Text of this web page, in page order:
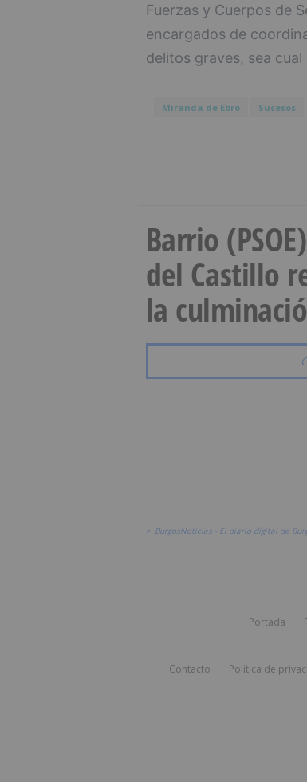
Fuerzas y Cuerpos de
encargados de
delitos graves, sea
Miranda de Ebro Sucesos
Barrio
del Castillo
la
> BurgosNoticias - El diario digital de
Portada
Contacto Política de